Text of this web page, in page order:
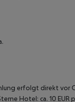
erfolgt direkt vor
Hotel: ca. 10 EUR